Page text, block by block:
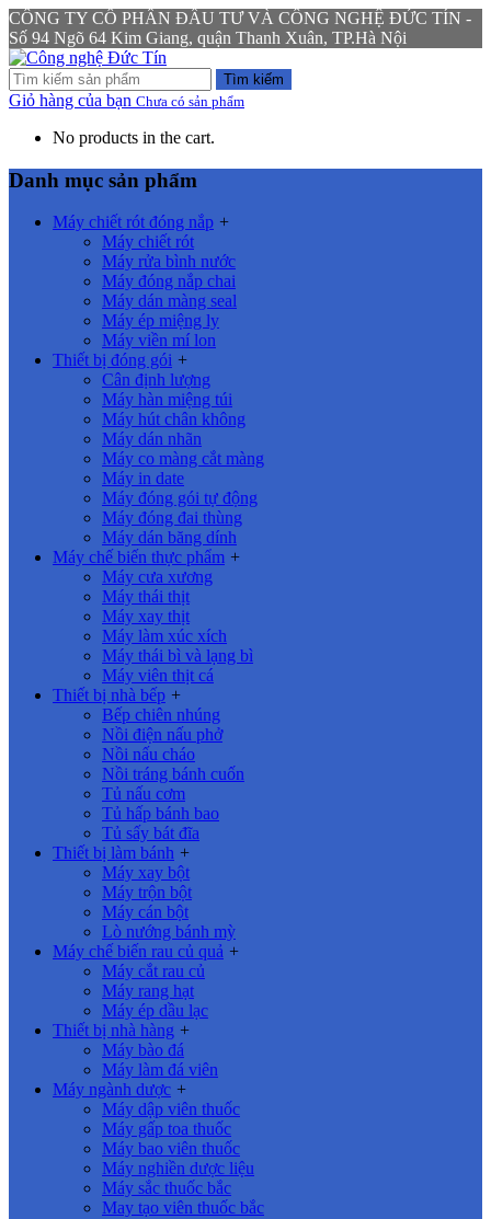
CÔNG TY CỔ PHẦN ĐẦU TƯ VÀ CÔNG NGHỆ ĐỨC TÍN -
Số 94 Ngõ 64 Kim Giang, quận Thanh Xuân, TP.Hà Nội
Tìm kiếm
Giỏ hàng của bạn Chưa có sản phẩm
No products in the cart.
Danh mục sản phẩm
Máy chiết rót đóng nắp +
Máy chiết rót
Máy rửa bình nước
Máy đóng nắp chai
Máy dán màng seal
Máy ép miệng ly
Máy viền mí lon
Thiết bị đóng gói +
Cân định lượng
Máy hàn miệng túi
Máy hút chân không
Máy dán nhãn
Máy co màng cắt màng
Máy in date
Máy đóng gói tự động
Máy đóng đai thùng
Máy dán băng dính
Máy chế biến thực phẩm +
Máy cưa xương
Máy thái thịt
Máy xay thịt
Máy làm xúc xích
Máy thái bì và lạng bì
Máy viên thịt cá
Thiết bị nhà bếp +
Bếp chiên nhúng
Nồi điện nấu phở
Nồi nấu cháo
Nồi tráng bánh cuốn
Tủ nấu cơm
Tủ hấp bánh bao
Tủ sấy bát đĩa
Thiết bị làm bánh +
Máy xay bột
Máy trộn bột
Máy cán bột
Lò nướng bánh mỳ
Máy chế biến rau củ quả +
Máy cắt rau củ
Máy rang hạt
Máy ép dầu lạc
Thiết bị nhà hàng +
Máy bào đá
Máy làm đá viên
Máy ngành dược +
Máy dập viên thuốc
Máy gấp toa thuốc
Máy bao viên thuốc
Máy nghiền dược liệu
Máy sắc thuốc bắc
May tạo viên thuốc bắc